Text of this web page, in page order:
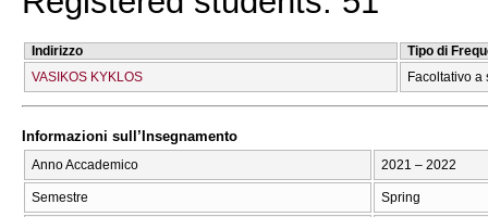
Indirizzo
Tipo di
VASIKOS KYKLOS
Facoltativo a
Informazioni sull’Insegnamento
Anno Accademico 2021 – 2022
Semestre Spring